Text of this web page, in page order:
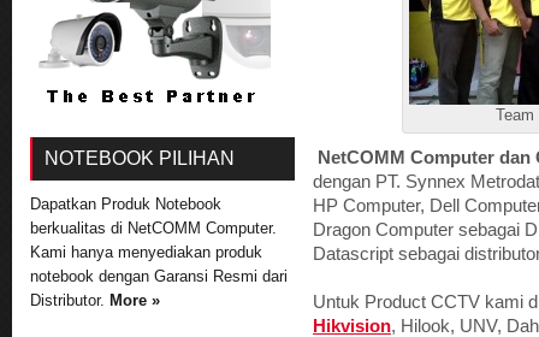
NetCOMM Computer dan
dengan PT. Synnex
HP Computer, Dell
Dragon Computer sebagai
Datascript sebagai
Untuk Product CCTV kami
Hikvision, Hilook, UNV,
NOTEBOOK PILIHAN
Dapatkan Produk Notebook
berkualitas di NetCOMM Computer.
Kami hanya menyediakan produk
notebook dengan Garansi Resmi dari
Distributor. More »